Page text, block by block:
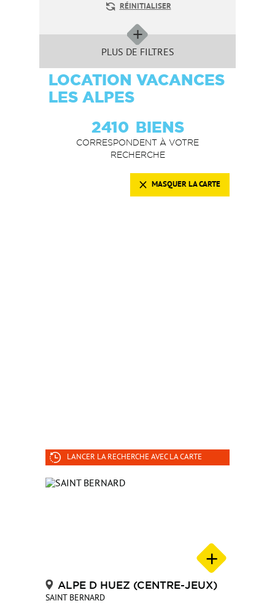
RÉINITIALISER
PLUS DE FILTRES
LOCATION VACANCES
LES ALPES
2410 BIENS
CORRESPONDENT À VOTRE
RECHERCHE
MASQUER LA CARTE
LANCER LA RECHERCHE AVEC LA CARTE
ALPE D HUEZ (CENTRE-JEUX)
SAINT BERNARD